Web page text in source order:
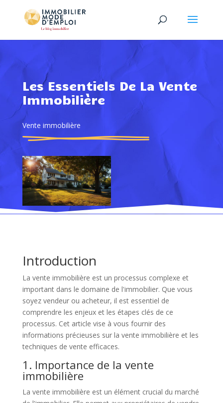
Les Essentiels De La Vente
Immobilière
Vente immobilière
Introduction
La vente immobilière est un processus complexe et
important dans le domaine de l'immobilier. Que vous
soyez vendeur ou acheteur, il est essentiel de
comprendre les enjeux et les étapes clés de ce
processus. Cet article vise à vous fournir des
informations précieuses sur la vente immobilière et les
techniques de vente efficaces.
1. Importance de la vente
immobilière
La vente immobilière est un élément crucial du marché